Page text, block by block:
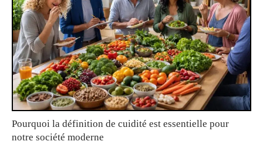
Pourquoi la définition de cuidité est essentielle pour
notre société moderne